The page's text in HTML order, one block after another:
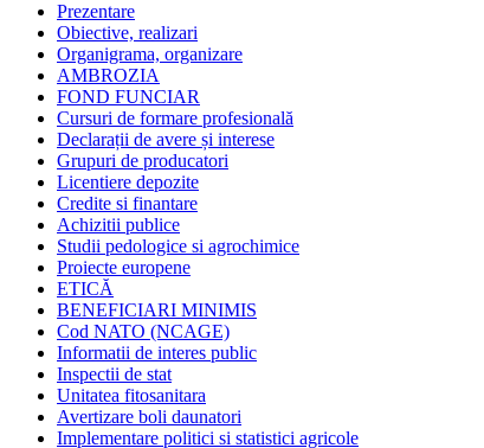
Prezentare
Obiective, realizari
Organigrama, organizare
AMBROZIA
FOND FUNCIAR
Cursuri de formare profesională
Declarații de avere și interese
Grupuri de producatori
Licentiere depozite
Credite si finantare
Achizitii publice
Studii pedologice si agrochimice
Proiecte europene
ETICĂ
BENEFICIARI MINIMIS
Cod NATO (NCAGE)
Informatii de interes public
Inspectii de stat
Unitatea fitosanitara
Avertizare boli daunatori
Implementare politici si statistici agricole